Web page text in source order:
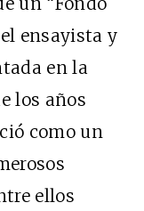
ensayista y
en la
los años
como un
ellos